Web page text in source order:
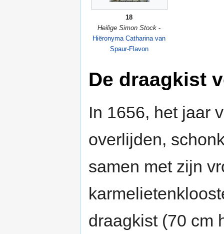
18
Heilige Simon Stock -
Hiëronyma Catharina van
Spaur-Flavon
De draagkist
In 1656, het jaar
overlijden,
samen met zijn
draagkist (70 cm